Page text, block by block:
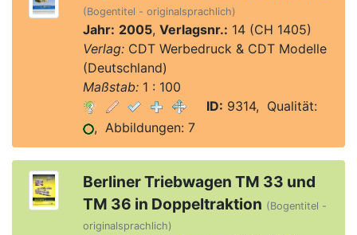
(Bogentitel - originalsprachlich)
Jahr: 2005, Verlagsnr.: 14 (CH 1405)
Verlag:CDT Werbedruck & CDT Modelle
(Deutschland)
Maßstab:1 : 100
ID: 9314, Qualität:
, Abbildungen: 7
Berliner Triebwagen TM 33 und
TM 36 in Doppeltraktion (Bogentitel -
originalsprachlich)